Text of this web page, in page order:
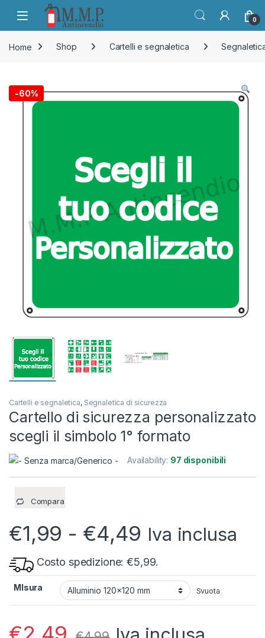
Skip to navigation
Skip to content
Open 0
Home Shop Cartelli e segnaletica
-60%
Cartelli e segnaletica, Segnaletica di sicurezza
Cartello di sicurezza personalizzato
scegli il simbolo 1° formato
Availability: 97 disponibili
Compara
€1,99 - €4,49 Fascia di
Iva inclusa
Costo spedizione: €5,99.
MIsura Svuota